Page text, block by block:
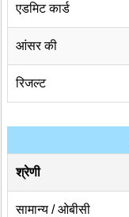
एडमिट कार्ड
आंसर की
रिजल्ट
श्रेणी
सामान्य / ओबीसी